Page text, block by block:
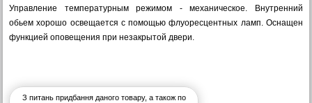
Управление температурным режимом - механическое. Внутренний
обьем хорошо освещается с помощью флуоресцентных ламп. Оснащен
функцией оповещения при незакрытой двери.
З питань придбання даного товару, а також по